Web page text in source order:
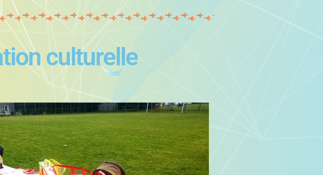
culturelle